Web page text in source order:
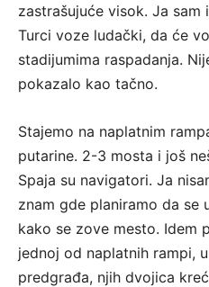
zastrašujuće visok. Ja sam
Turci voze ludački, da će
stadijumima raspadanja.
pokazalo kao tačno.
Stajemo na naplatnim
putarine. 2-3 mosta i još
Spaja su navigatori. Ja
znam gde planiramo da se
kako se zove mesto. Idem
jednoj od naplatnih rampi,
predgrađa, njih dvojica